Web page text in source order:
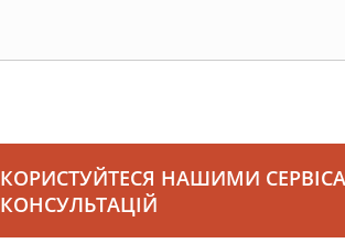
КОРИСТУЙТЕСЯ НАШИМИ
КОНСУЛЬТАЦІЙ